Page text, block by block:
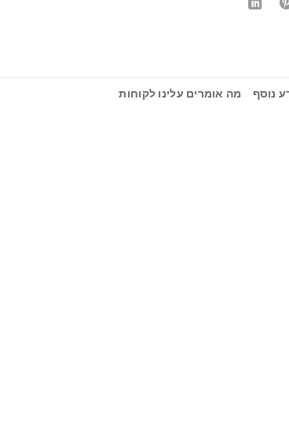
נוסף מה אומרים עלינו לקוחות